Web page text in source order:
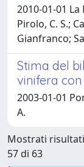
2010-01-01 La
Pirolo, C. S.;
Gianfranco;
Stima del
vinifera
2003-01-01
A.
Mostrati
57 di 63